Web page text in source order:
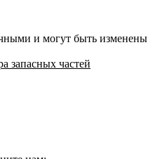
и могут быть изменены
запасных частей